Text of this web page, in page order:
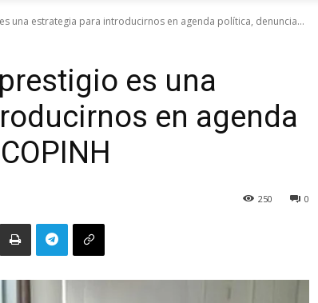
una estrategia para introducirnos en agenda política, denuncia...
es una
en agenda
0
250